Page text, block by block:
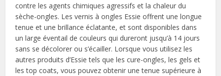
contre les agents chimiques agressifs et la chaleur du
sèche-ongles. Les vernis à ongles Essie offrent une longue
tenue et une brillance éclatante, et sont disponibles dans
un large éventail de couleurs qui dureront jusqu’à 14 jours
sans se décolorer ou s’écailler. Lorsque vous utilisez les
autres produits d’Essie tels que les cure-ongles, les gels et
les top coats, vous pouvez obtenir une tenue supérieure à